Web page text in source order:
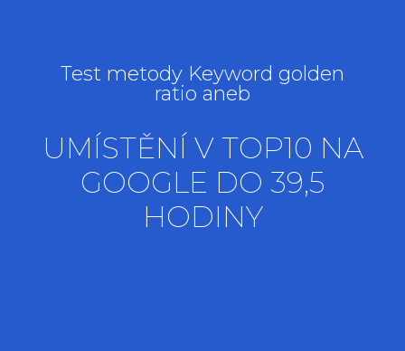
Test metody Keyword golden
ratio aneb
UMÍSTĚNÍ V TOP10 NA
GOOGLE DO 39,5
HODINY